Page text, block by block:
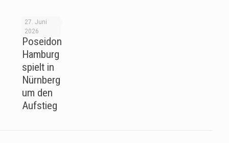
27. Juni
2026
Poseidon
Hamburg
spielt in
Nürnberg
um den
Aufstieg